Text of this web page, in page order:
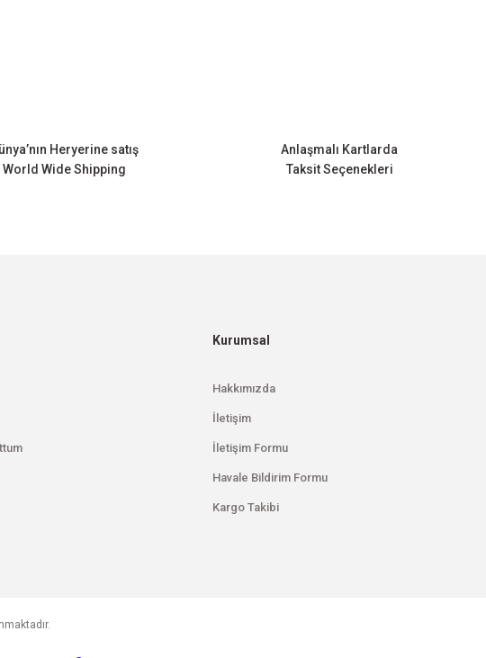
Heryerine satış
World Wide Shipping
Anlaşmalı Kartlarda
Taksit Seçenekleri
Kurumsal
Hakkımızda
İletişim
İletişim Formu
Havale Bildirim Formu
Kargo Takibi